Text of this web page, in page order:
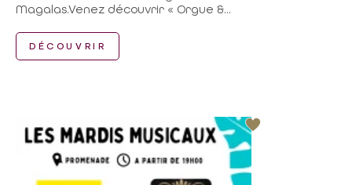
Magalas.Venez découvrir « Orgue &...
DÉCOUVRIR